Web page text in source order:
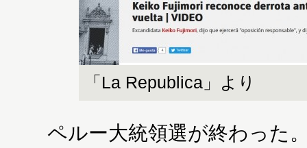
「La Republica」より
ペルー大統領選が終わった